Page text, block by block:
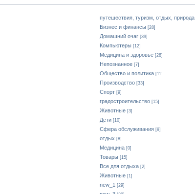
путешествия, туризм, отдых, природа
Бизнес и финансы [28]
Домашний очаг [39]
Компьютеры [12]
Медицина и здоровье [28]
Непознанное [7]
Общество и политика [11]
Производство [33]
Спорт [9]
градостроительство [15]
Животные [3]
Дети [10]
Сфера обслуживания [9]
отдых [8]
Медицина [0]
Товары [15]
Все для отдыха [2]
Животные [1]
new_1 [29]